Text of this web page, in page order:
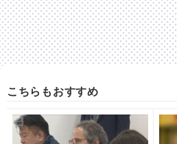
こちらもおすすめ